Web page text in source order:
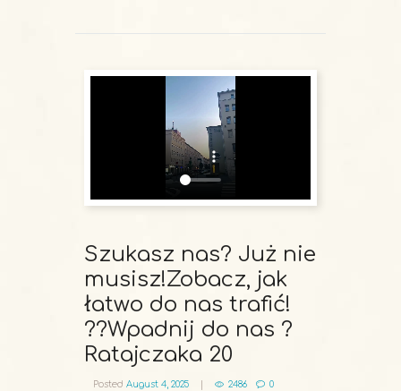
Szukasz nas? Już nie
musisz!Zobacz, jak
łatwo do nas trafić!
??Wpadnij do nas ?
Ratajczaka 20
Posted August 4, 2025 2486
0